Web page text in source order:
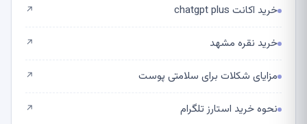
خرید اکانت chatgpt plus ↗
خرید نقره مشهد ↗
مزایای شکلات برای سلامتی پوست ↗
نحوه خرید استارز تلگرام ↗